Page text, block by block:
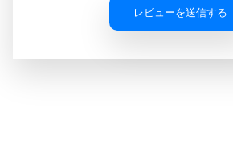
レビューを送信する